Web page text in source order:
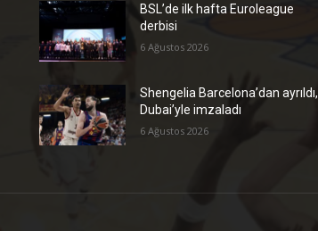
BSL’de ilk hafta Euroleague
derbisi
6 Ağustos 2026
Shengelia Barcelona’dan ayrıldı,
Dubai’yle imzaladı
6 Ağustos 2026